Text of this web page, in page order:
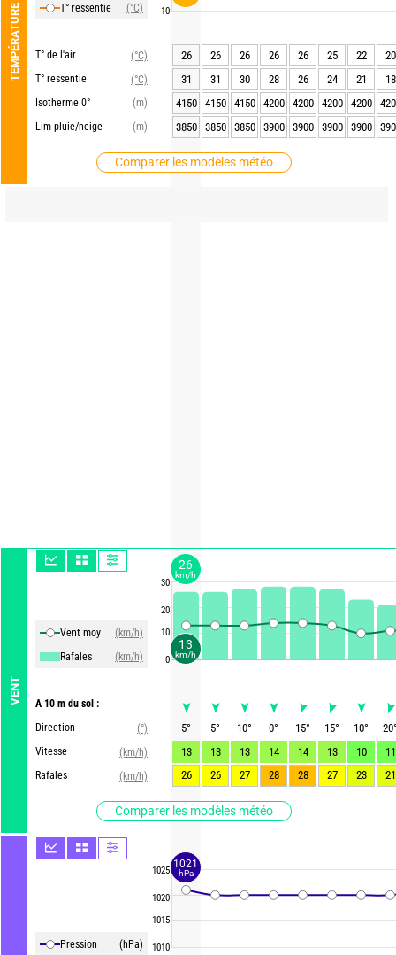
TEMPÉRATURE
T° ressentie
(°C)
T° de l'air
(°C)
T° ressentie
(°C)
Isotherme 0°
(m)
Lim pluie/neige
(m)
Comparer les modèles météo
VENT
Vent moy
(km/h)
Rafales
(km/h)
A 10 m du sol :
Direction
(°)
Vitesse
(km/h)
Rafales
(km/h)
Comparer les modèles météo
Pression (hPa)
10
30
20
10
0
1025
1020
1015
1010
26 26 26 26 26 25 22
20
31
31 30 28 26 24 21
18
4150
4150 4150 4200 4200 4200 4200
3850
3850 3850 3900 3900 3900 3900
5° 5° 10° 0° 15° 15° 10° 20
13
13 13 14 14 13 10
11
26
26 27 28 28 27 23 21
13
km/h
26
km/h
1021
hPa